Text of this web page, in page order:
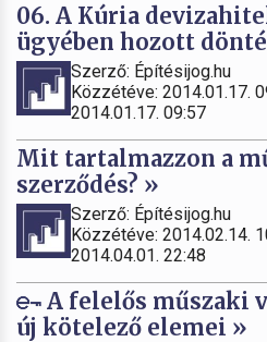
06. A Kúria
ügyében hozott
Szerző: Építésijog.hu
Közzétéve: 2014.01.17.
2014.01.17. 09:57
Mit tartalmazzon a
szerződés? »
Szerző: Építésijog.hu
Közzétéve: 2014.02.14.
2014.04.01. 22:48
A felelős műszaki
új kötelező elemei »